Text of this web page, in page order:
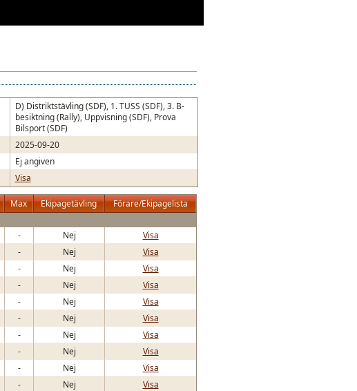
D) Distriktstävling (SDF), 1. TUSS (SDF), 3. B-
besiktning (Rally), Uppvisning (SDF), Prova
Bilsport (SDF)
2025-09-20
Ej angiven
Visa
Max Ekipagetävling Förare/Ekipagelista
- Nej
Visa
- Nej
Visa
- Nej
Visa
- Nej
Visa
- Nej
Visa
- Nej
Visa
- Nej
Visa
- Nej
Visa
- Nej
Visa
- Nej
Visa